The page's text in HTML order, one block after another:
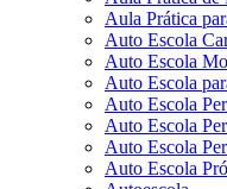
Aula Prática
Auto Escola
Auto Escola
Auto Escola
Auto Escola
Auto Escola
Auto Escola
Auto Escola